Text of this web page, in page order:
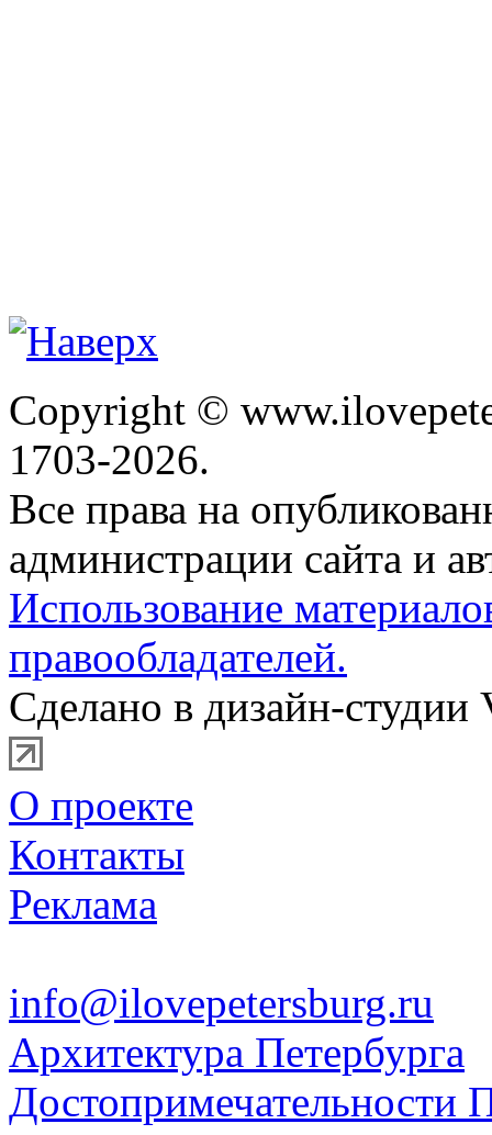
Copyright ©
1703-2026.
Все права на
администрации сайта и
Использование
правообладателей.
Сделано в дизайн-студии
О проекте
Контакты
Реклама
info@ilovepetersburg.ru
Архитектура Петербурга
Достопримечательности